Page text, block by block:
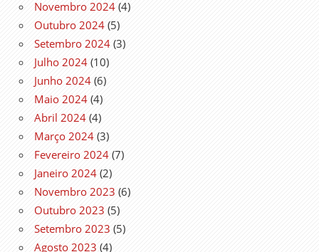
Novembro 2024 (4)
Outubro 2024 (5)
Setembro 2024 (3)
Julho 2024 (10)
Junho 2024 (6)
Maio 2024 (4)
Abril 2024 (4)
Março 2024 (3)
Fevereiro 2024 (7)
Janeiro 2024 (2)
Novembro 2023 (6)
Outubro 2023 (5)
Setembro 2023 (5)
Agosto 2023 (4)